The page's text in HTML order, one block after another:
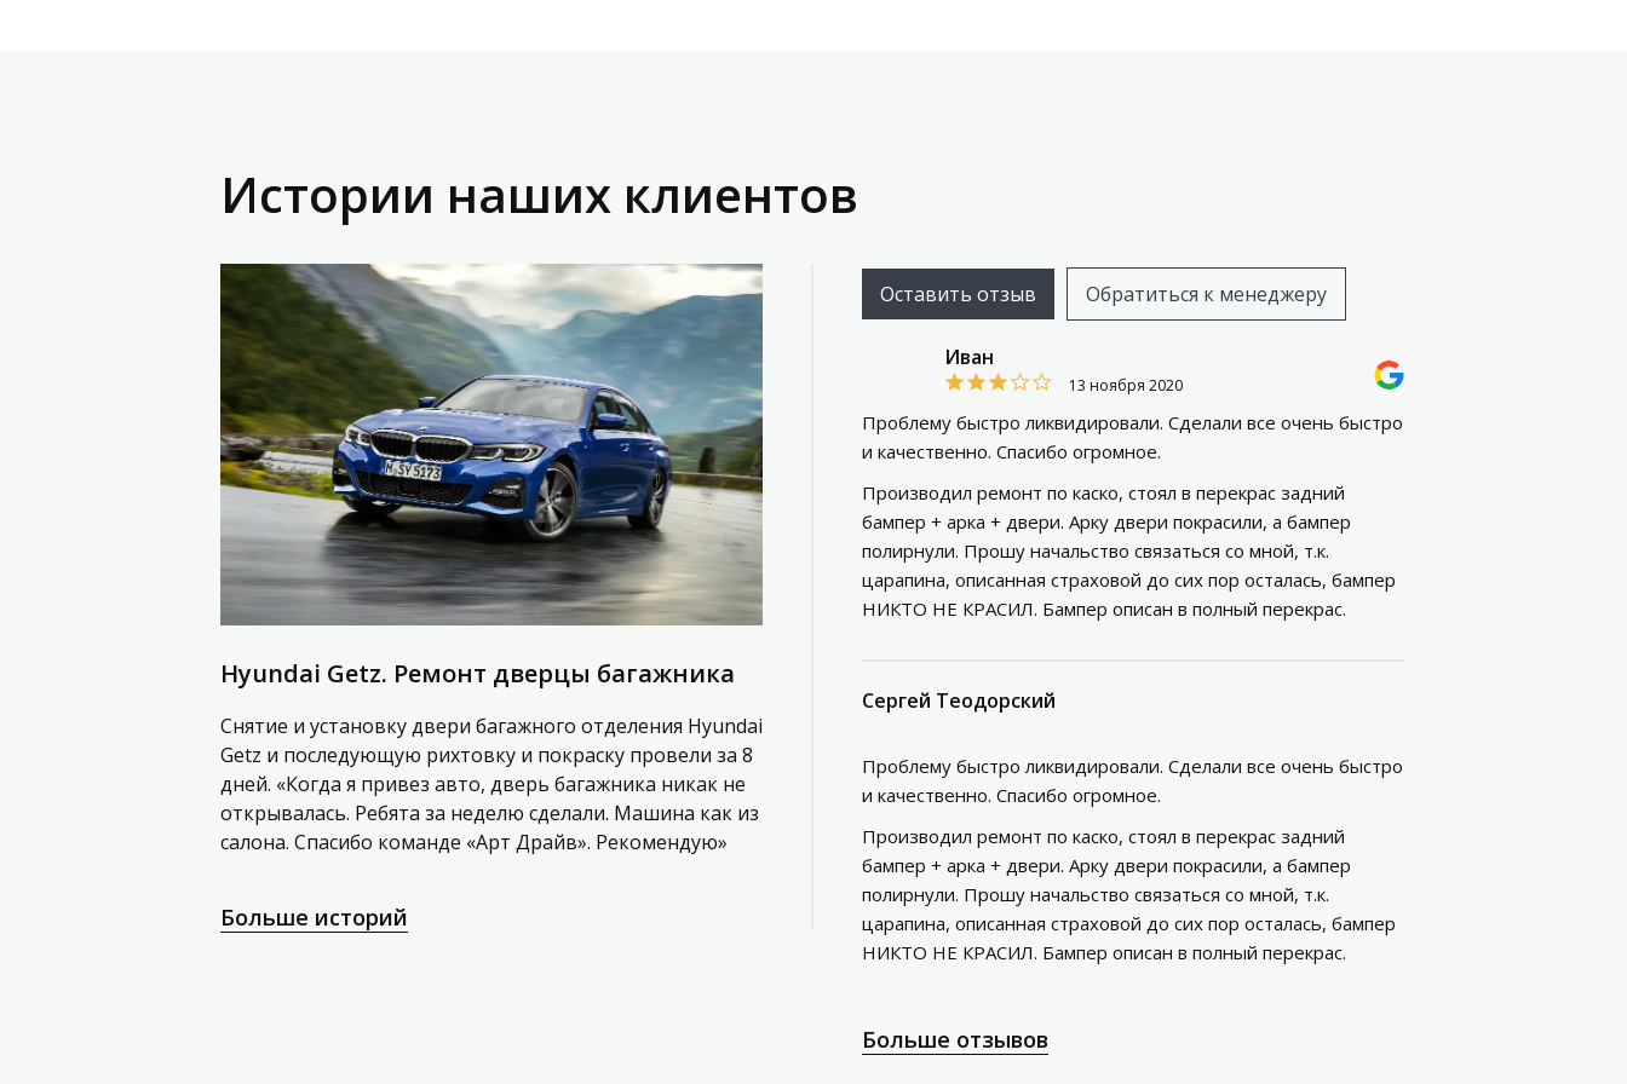
Истории наших клиентов
Hyundai Getz. Ремонт дверцы багажника
Снятие и установку двери багажного отделения Hyundai
Getz и последующую рихтовку и покраску провели за 8
дней. «Когда я привез авто, дверь багажника никак не
открывалась. Ребята за неделю сделали. Машина как из
салона. Спасибо команде «Арт Драйв». Рекомендую»
Больше историй
Оставить отзыв Обратиться к менеджеру
Иван
13 ноября 2020
Проблему быстро ликвидировали. Сделали все очень быстро
и качественно. Спасибо огромное.
Производил ремонт по каско, стоял в перекрас задний
бампер + арка + двери. Арку двери покрасили, а бампер
полирнули. Прошу начальство связаться со мной, т.к.
царапина, описанная страховой до сих пор осталась, бампер
НИКТО НЕ КРАСИЛ. Бампер описан в полный перекрас.
Сергей Теодорский
Проблему быстро ликвидировали. Сделали все очень быстро
и качественно. Спасибо огромное.
Производил ремонт по каско, стоял в перекрас задний
бампер + арка + двери. Арку двери покрасили, а бампер
полирнули. Прошу начальство связаться со мной, т.к.
царапина, описанная страховой до сих пор осталась, бампер
НИКТО НЕ КРАСИЛ. Бампер описан в полный перекрас.
Больше отзывов